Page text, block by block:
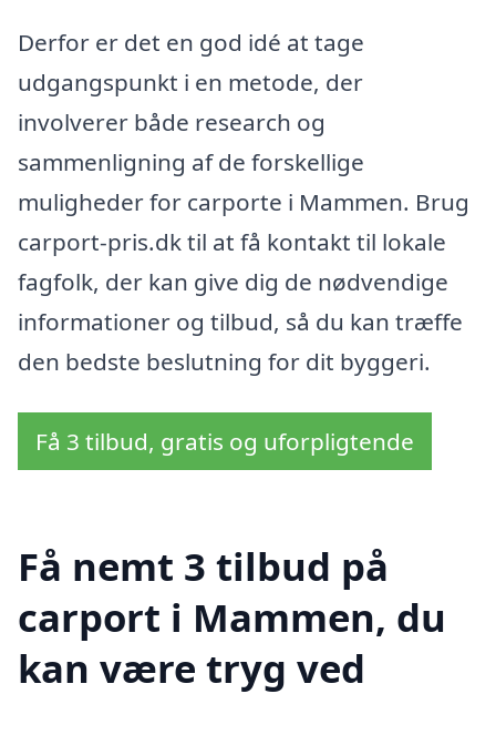
Derfor er det en god idé at tage
udgangspunkt i en metode, der
involverer både research og
sammenligning af de forskellige
muligheder for carporte i Mammen. Brug
carport-pris.dk til at få kontakt til lokale
fagfolk, der kan give dig de nødvendige
informationer og tilbud, så du kan træffe
den bedste beslutning for dit byggeri.
Få 3 tilbud, gratis og uforpligtende
Få nemt 3 tilbud på
carport i Mammen, du
kan være tryg ved